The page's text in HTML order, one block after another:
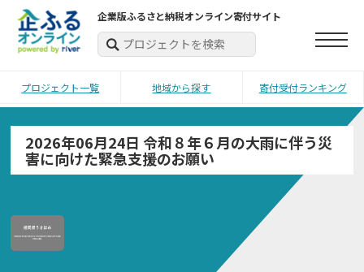
企業版ふるさと納税オンライン寄付サイト
プロジェクト一覧 地域から探す 寄付受付ランキング
2026年06月24日 令和８年６月の大雨に伴う災
害に向けた緊急支援のお願い